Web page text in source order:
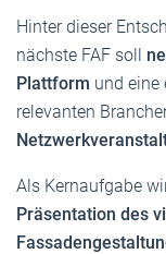
Hinter dieser
nächste FAF soll
Plattform und eine
relevanten
Als Kernaufgabe
Präsentation des